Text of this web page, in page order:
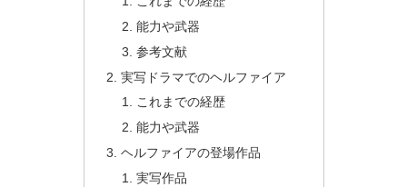
能力や武器
参考文献
実写ドラマでのヘルファイア
これまでの経歴
能力や武器
ヘルファイアの登場作品
実写作品